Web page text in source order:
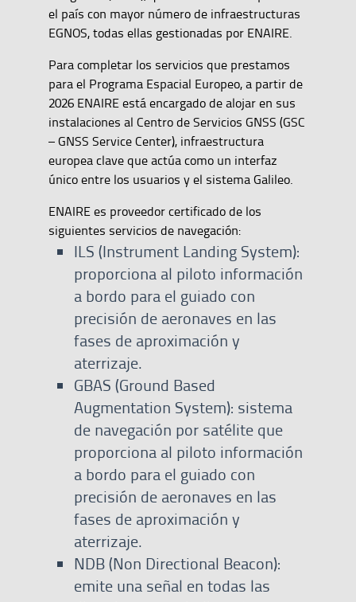
el país con mayor número de infraestructuras
EGNOS, todas ellas gestionadas por ENAIRE.
Para completar los servicios que prestamos
para el Programa Espacial Europeo, a partir de
2026 ENAIRE está encargado de alojar en sus
instalaciones al Centro de Servicios GNSS (GSC
– GNSS Service Center), infraestructura
europea clave que actúa como un interfaz
único entre los usuarios y el sistema Galileo.
ENAIRE es proveedor certificado de los
siguientes servicios de navegación:
ILS (Instrument Landing System):
proporciona al piloto información
a bordo para el guiado con
precisión de aeronaves en las
fases de aproximación y
aterrizaje.
GBAS (Ground Based
Augmentation System): sistema
de navegación por satélite que
proporciona al piloto información
a bordo para el guiado con
precisión de aeronaves en las
fases de aproximación y
aterrizaje.
NDB (Non Directional Beacon):
emite una señal en todas las